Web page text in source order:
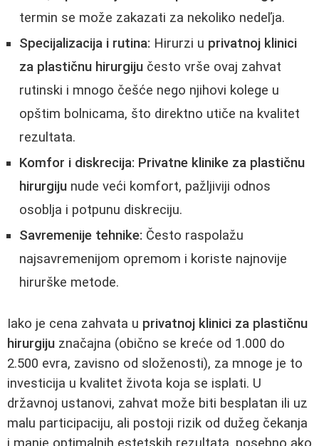
termin se može zakazati za nekoliko nedeľja.
Specijalizacija i rutina: Hirurzi u privatnoj klinici
za plastičnu hirurgiju često vrše ovaj zahvat
rutinski i mnogo češće nego njihovi kolege u
opštim bolnicama, što direktno utiče na kvalitet
rezultata.
Komfor i diskrecija: Privatne klinike za plastičnu
hirurgiju nude veći komfort, pažljiviji odnos
osoblja i potpunu diskreciju.
Savremenije tehnike: Često raspolažu
najsavremenijom opremom i koriste najnovije
hirurške metode.
Iako je cena zahvata u privatnoj klinici za plastičnu
hirurgiju značajna (obično se kreće od 1.000 do
2.500 evra, zavisno od složenosti), za mnoge je to
investicija u kvalitet života koja se isplati. U
državnoj ustanovi, zahvat može biti besplatan ili uz
malu participaciju, ali postoji rizik od dužeg čekanja
i manje optimalnih estetskih rezultata, posebno ako